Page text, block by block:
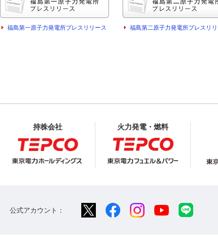
福島第一原子力発電所プレスリリース 福島第二原子力発電所プレスリ
持株会社 火力発電・燃料
公式アカウント：